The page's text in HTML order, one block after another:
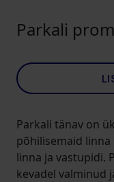
Parkali
Parkali tänav on
põhilisemaid
linna ja vastupidi.
kevadel valminud